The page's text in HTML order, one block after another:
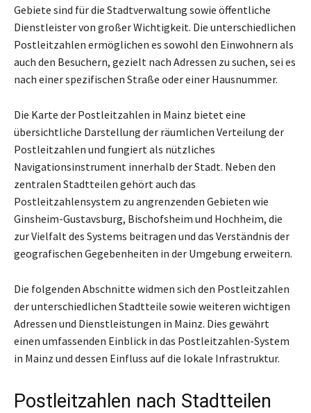
Gebiete sind für die Stadtverwaltung sowie öffentliche
Dienstleister von großer Wichtigkeit. Die unterschiedlichen
Postleitzahlen ermöglichen es sowohl den Einwohnern als
auch den Besuchern, gezielt nach Adressen zu suchen, sei es
nach einer spezifischen Straße oder einer Hausnummer.
Die Karte der Postleitzahlen in Mainz bietet eine
übersichtliche Darstellung der räumlichen Verteilung der
Postleitzahlen und fungiert als nützliches
Navigationsinstrument innerhalb der Stadt. Neben den
zentralen Stadtteilen gehört auch das
Postleitzahlensystem zu angrenzenden Gebieten wie
Ginsheim-Gustavsburg, Bischofsheim und Hochheim, die
zur Vielfalt des Systems beitragen und das Verständnis der
geografischen Gegebenheiten in der Umgebung erweitern.
Die folgenden Abschnitte widmen sich den Postleitzahlen
der unterschiedlichen Stadtteile sowie weiteren wichtigen
Adressen und Dienstleistungen in Mainz. Dies gewährt
einen umfassenden Einblick in das Postleitzahlen-System
in Mainz und dessen Einfluss auf die lokale Infrastruktur.
Postleitzahlen nach Stadtteilen